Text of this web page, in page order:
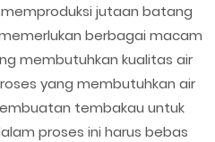
jutaan batang
berbagai macam
membutuhkan kualitas air
yang membutuhkan air
tembakau untuk
proses ini harus bebas